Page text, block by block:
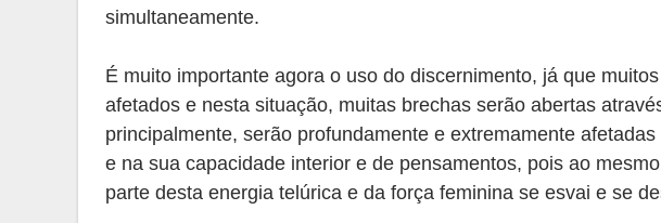
simultaneamente.
É muito importante agora o uso do discernimento, já que
afetados e nesta situação, muitas brechas serão abertas
principalmente, serão profundamente e extremamente
e na sua capacidade interior e de pensamentos, pois ao
parte desta energia telúrica e da força feminina se esvai e se